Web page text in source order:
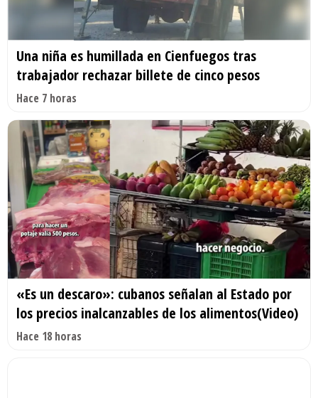
Una niña es humillada en Cienfuegos tras
trabajador rechazar billete de cinco pesos
Hace 7 horas
«Es un descaro»: cubanos señalan al Estado por
los precios inalcanzables de los alimentos(Video)
Hace 18 horas